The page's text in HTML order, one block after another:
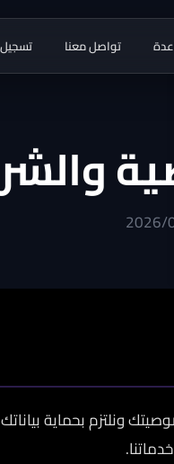
تواصل معنا
ونلتزم بحماية